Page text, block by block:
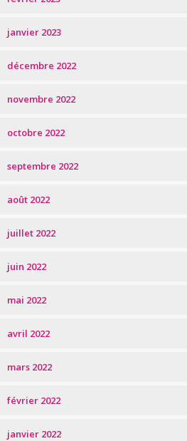
janvier 2023
décembre 2022
novembre 2022
octobre 2022
septembre 2022
août 2022
juillet 2022
juin 2022
mai 2022
avril 2022
mars 2022
février 2022
janvier 2022